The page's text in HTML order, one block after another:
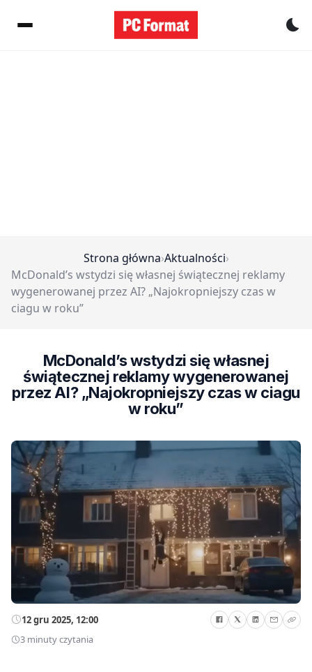
Strona główna›Aktualności›
McDonald’s wstydzi się własnej świątecznej reklamy
wygenerowanej przez AI? „Najokropniejszy czas w
ciagu w roku”
McDonald’s wstydzi się własnej
świątecznej reklamy wygenerowanej
przez AI? „Najokropniejszy czas w ciagu
w roku”
12 gru 2025, 12:00
3 minuty czytania